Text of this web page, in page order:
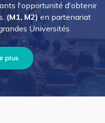
l'opportunité d'obtenir
(M1, M2)en partenariat
Universités
plus